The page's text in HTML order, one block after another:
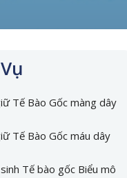
Tế Bào Gốc màng dây
Tế Bào Gốc máu dây
Tế bào gốc Biểu mô